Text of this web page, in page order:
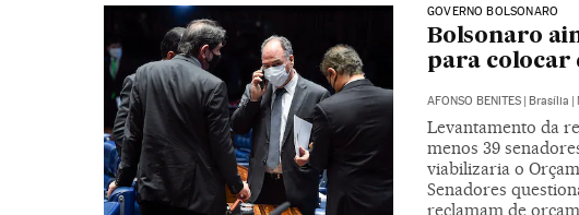
GOVERNO BOLSONARO
Bolsonaro
para colocar
AFONSO BENITES Brasília
Levantamento da
menos 39
viabilizaria o
Senadores
reclamam de